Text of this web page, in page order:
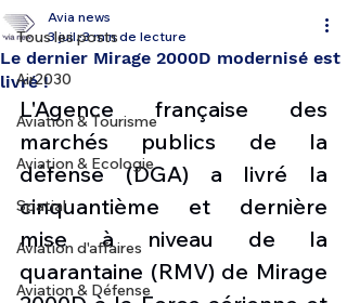
Tous les posts
Air2030
Aviation & Tourisme
Aviation & Ecologie
Spatial
Aviation d'affaires
Aviation & Défense
Le dernier Mirage 2000D modernisé est
livré !
Avia news
3 juil. 3 min de lecture
L'Agence française des
marchés publics de la
défense (DGA) a livré la
cinquantième et dernière
mise à niveau de la
quarantaine (RMV) de Mirage